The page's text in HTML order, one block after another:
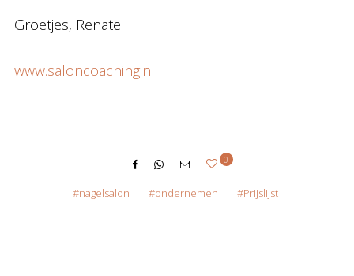
Groetjes, Renate
www.saloncoaching.nl
0
nagelsalon ondernemen Prijslijst